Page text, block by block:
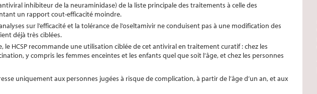
inhibiteur de la neuraminidase) de la liste principale des traitements à celle des
un rapport cout-efficacité moindre.
sur l’efficacité et la tolérance de l’oseltamivir ne conduisent pas à une modification des
déjà très ciblées.
le HCSP recommande une utilisation ciblée de cet antiviral en traitement curatif : chez les
y compris les femmes enceintes et les enfants quel que soit l’âge, et chez les personnes
uniquement aux personnes jugées à risque de complication, à partir de l’âge d’un an, et aux